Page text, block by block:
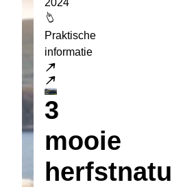
2024
Praktische
informatie
Lees meer
3
mooie